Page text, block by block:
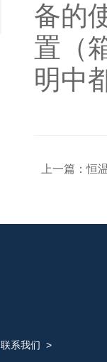
备的
置（
明中
上一篇：恒
联系我们 >